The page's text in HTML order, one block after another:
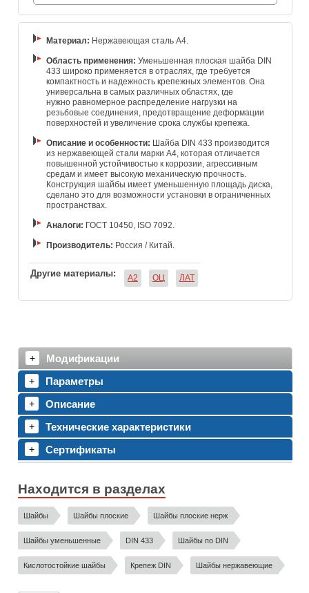
Материал: Нержавеющая сталь А4.
Область применения: Уменьшенная плоская шайба DIN
433 широко применяется в отраслях, где требуется
компактность и надежность крепежных элементов. Она
универсальна в самых различных областях, где
нужно равномерное распределение нагрузки на
резьбовые соединения, предотвращение деформации
поверхностей и увеличение срока службы крепежа.
Описание и особенности: Шайба DIN 433 производится
из нержавеющей стали марки A4, которая отличается
повышенной устойчивостью к коррозии, агрессивным
средам и имеет высокую механическую прочность.
Конструкция шайбы имеет уменьшенную площадь диска,
сделано это для возможности установки в ограниченных
пространствах.
Аналоги: ГОСТ 10450, ISO 7092.
Производитель: Россия / Китай.
Другие материалы: A2 ОЦ ЛАТ
Модификации
Параметры
Описание
Технические характеристики
Сертификаты
Находится в разделах
Шайбы Шайбы плоские Шайбы плоские нерж
Шайбы уменьшенные DIN 433 Шайбы по DIN
Кислотостойкие шайбы Крепеж DIN Шайбы нержавеющие